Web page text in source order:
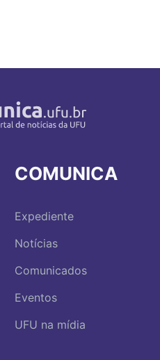
COMUNICA
Expediente
Notícias
Comunicados
Eventos
UFU na mídia